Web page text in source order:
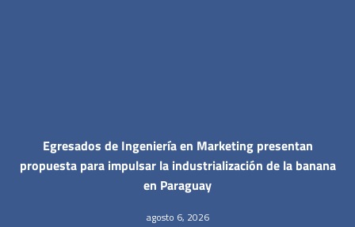
Egresados de Ingeniería en Marketing presentan
propuesta para impulsar la industrialización de la banana
en Paraguay
agosto 6, 2026